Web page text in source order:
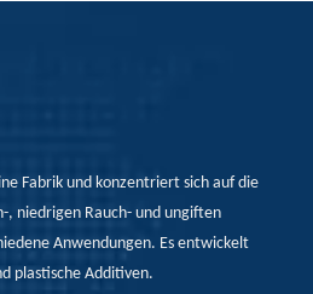
Fabrik und konzentriert sich auf die
, niedrigen Rauch- und ungiften
Anwendungen. Es entwickelt
plastische Additiven.